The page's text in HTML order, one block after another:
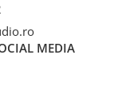
MEDIA